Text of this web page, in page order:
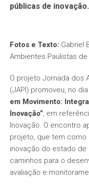
públicas de inovação.
Fotos e Texto: Gabriel
Ambientes Paulistas de
O projeto Jornada dos
(JAPI) promoveu, no
em Movimento:
Inovação”, em
Inovação. O encontro
projeto, que tem
inovação do estado de
caminhos para o
avaliação e